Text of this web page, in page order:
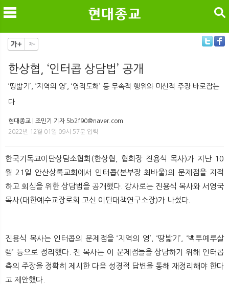
메
뉴
검
색
검색
한상협, ‘인터콥 상담법’ 공개
‘땅밟기’, ‘지역의 영’, ‘영적도해’ 등 무속적 행위와 미신적 주장 바로잡는
다
현대종교 | 조민기 기자 5b2f90@naver.com
2022년 12월 01일 09시 57분 입력
한국기독교이단상담소협회(한상협, 협회장 진용식 목사)가 지난 10
월 21일 안산상록교회에서 인터콥(본부장 최바울)의 문제점을 지적
하고 회심을 위한 상담법을 공개했다. 강사로는 진용식 목사와 서영국
목사(대한예수교장로회 고신 이단대책연구소장)가 나섰다.
진용식 목사는 인터콥의 문제점을 ‘지역의 영’, ‘땅밟기’, ‘백투예루살
렘’ 등으로 정리했다. 진 목사는 이 문제점들을 상담하기 위해 인터콥
측의 주장을 정확히 제시한 다음 성경적 답변을 통해 재정리해야 한다
고 제안했다.